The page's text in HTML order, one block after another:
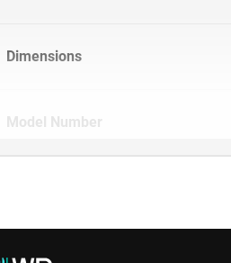
Dimensions
Model Number